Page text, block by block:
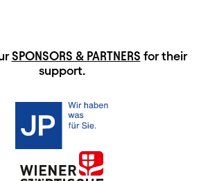
SPONSORS & PARTNERS for their
support.